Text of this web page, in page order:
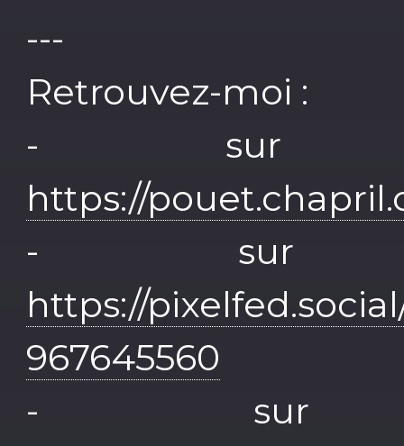
---
Retrouvez-moi :
- sur
https://
- sur
https://
967645560
- sur